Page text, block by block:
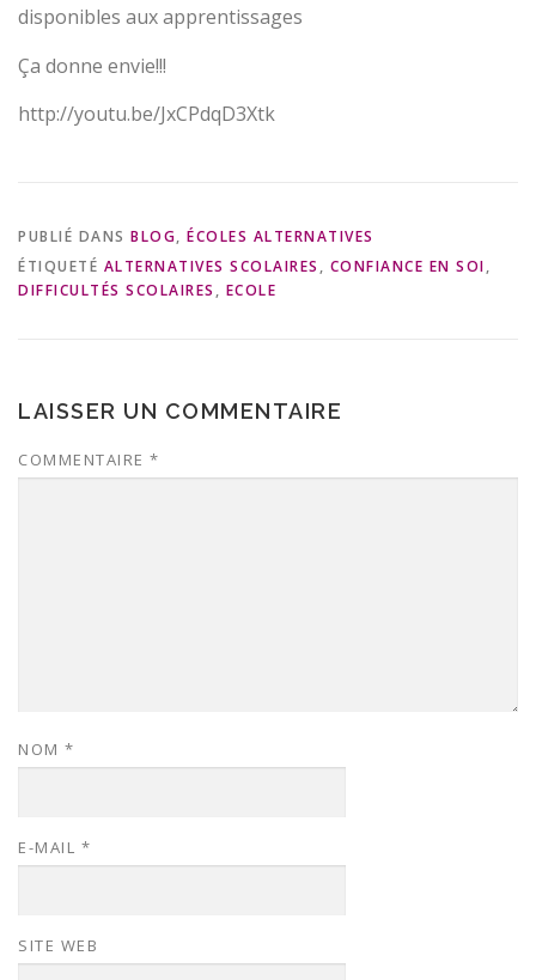
disponibles aux apprentissages
Ça donne envie!!!
http://youtu.be/JxCPdqD3Xtk
PUBLIÉ DANS BLOG, ÉCOLES ALTERNATIVES
ÉTIQUETÉ ALTERNATIVES SCOLAIRES , CONFIANCE EN SOI,
DIFFICULTÉS SCOLAIRES , ECOLE
LAISSER UN COMMENTAIRE
COMMENTAIRE *
NOM *
E-MAIL *
SITE WEB